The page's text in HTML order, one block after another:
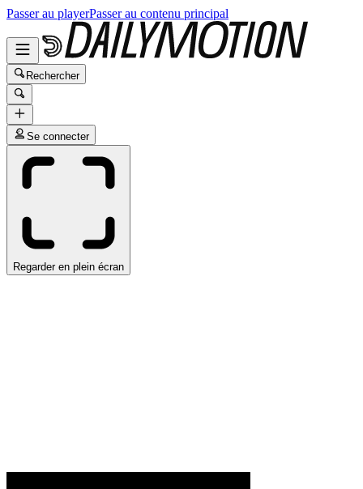
Passer au playerPasser au contenu principal
Rechercher
Se connecter
Regarder en plein écran